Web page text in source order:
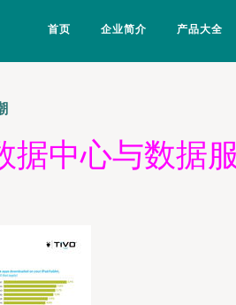
首页 企业简介 产品大全
中心与数据